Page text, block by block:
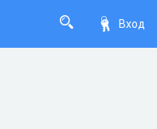
Вход